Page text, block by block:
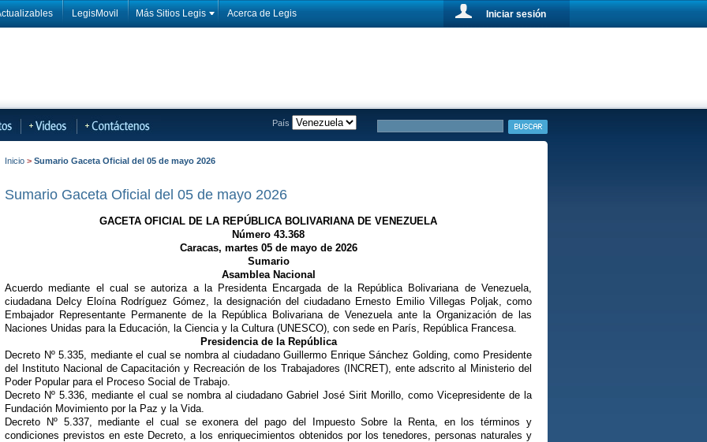
LegisMovil Más Sitios Legis Acerca de Legis Iniciar sesión
País
Inicio > Sumario Gaceta Oficial del 05 de mayo 2026
Sumario Gaceta Oficial del 05 de mayo 2026
GACETA OFICIAL DE LA REPÚBLICA BOLIVARIANA DE VENEZUELA
Número 43.368
Caracas, martes 05 de mayo de 2026
Sumario
Asamblea Nacional
Acuerdo mediante el cual se autoriza a la Presidenta Encargada de la República Bolivariana de Venezuela,
ciudadana Delcy Eloína Rodríguez Gómez, la designación del ciudadano Ernesto Emilio Villegas Poljak, como
Embajador Representante Permanente de la República Bolivariana de Venezuela ante la Organización de las
Naciones Unidas para la Educación, la Ciencia y la Cultura (UNESCO), con sede en París, República Francesa.
Presidencia de la República
Decreto Nº 5.335, mediante el cual se nombra al ciudadano Guillermo Enrique Sánchez Golding, como Presidente
del Instituto Nacional de Capacitación y Recreación de los Trabajadores (INCRET), ente adscrito al Ministerio del
Poder Popular para el Proceso Social de Trabajo.
Decreto Nº 5.336, mediante el cual se nombra al ciudadano Gabriel José Sirit Morillo, como Vicepresidente de la
Fundación Movimiento por la Paz y la Vida.
Decreto Nº 5.337, mediante el cual se exonera del pago del Impuesto Sobre la Renta, en los términos y
condiciones previstos en este Decreto, a los enriquecimientos obtenidos por los tenedores, personas naturales y